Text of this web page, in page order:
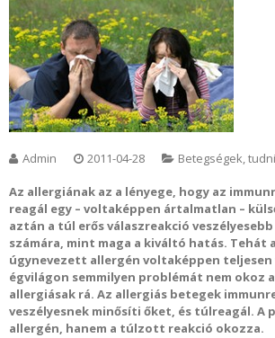
Admin 2011-04-28 Betegségek,
Az allergiának az a lényege, hogy az
reagál egy – voltaképpen ártalmatlan –
aztán a túl erős válaszreakció
számára, mint maga a kiváltó hatás. Tehát
úgynevezett allergén voltaképpen teljesen
égvilágon semmilyen problémát nem okoz
allergiásak rá. Az allergiás betegek
veszélyesnek minősíti őket, és túlreagál. A
allergén, hanem a túlzott reakció okozza.